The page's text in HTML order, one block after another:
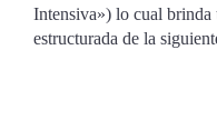
Intensiva») lo cual brinda
estructurada de la